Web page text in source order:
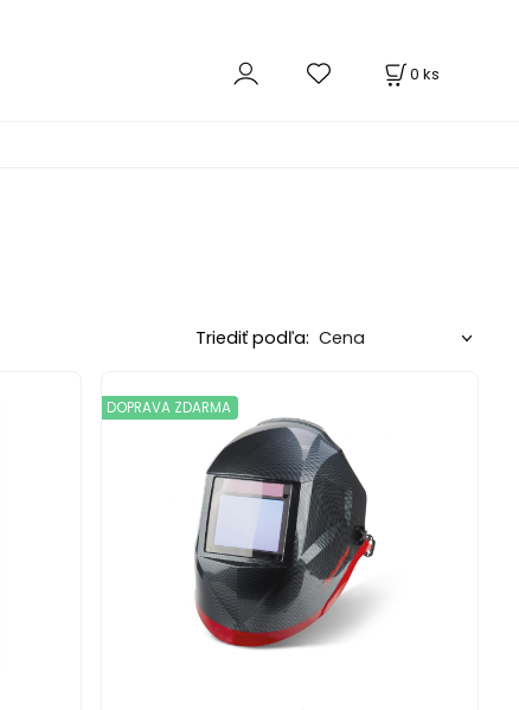
0 ks
Triediť podľa:
DOPRAVA ZDARMA